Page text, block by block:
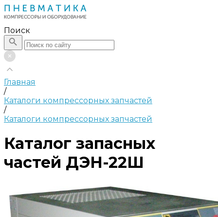
Поиск
Главная
/
Каталоги компрессорных запчастей
/
Каталоги компрессорных запчастей
Каталог запасных
частей ДЭН-22Ш